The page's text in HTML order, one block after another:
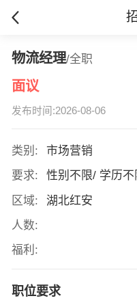
物流经理/全职
面议
发布时间:2026-08-06
类别:
市场营销
要求:
性别不限/ 学历
区域:
湖北红安
人数:
福利:
职位要求